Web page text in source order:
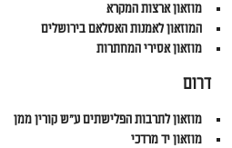
מוזאון ארצות המקרא
המוזאון לאמנות האסלאם בירושלים
מוזאון אסירי המחתרות
דרום
מוזאון לתרבות הפלישתים ע"ש קורין ממן
מוזאון יד מרדכי